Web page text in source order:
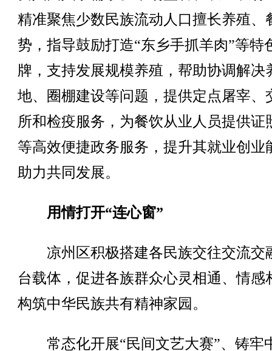
精准聚焦少数民族流动人口擅长养殖、
势，指导鼓励打造“东乡手抓羊肉”等特
牌，支持发展规模养殖，帮助协调解决
地、圈棚建设等问题，提供定点屠宰、
所和检疫服务，为餐饮从业人员提供证
等高效便捷政务服务，提升其就业创业
助力共同发展。
用情打开“连心窗”
凉州区积极搭建各民族交往交流交
台载体，促进各族群众心灵相通、情感
构筑中华民族共有精神家园。
常态化开展“民间文艺大赛”、铸牢